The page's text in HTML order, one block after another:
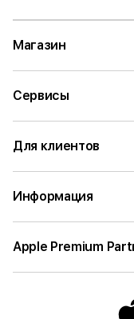
Магазин
Сервисы
Для клиентов
Информация
Apple Premium